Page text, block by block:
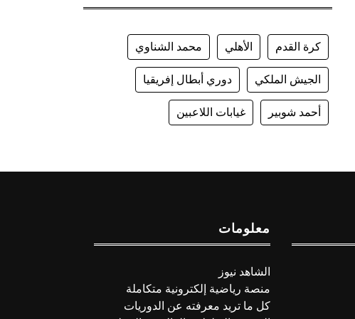
كرة القدم الأهلي محمد الشناوي
الجيش الملكي دوري أبطال إفريقيا
أحمد شوبير غيابات اللاعبين
معلومات
الشاهد نيوز
منصة رياضية إلكترونية متكاملة
كل ما تريد معرفته عن الدوريات